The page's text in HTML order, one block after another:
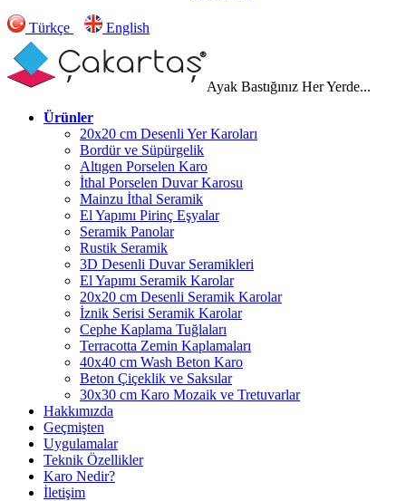
Türkçe English
Ayak Bastığınız Her Yerde...
Ürünler
20x20 cm Desenli Yer Karoları
Bordür ve Süpürgelik
Altıgen Porselen Karo
İthal Porselen Duvar Karosu
Mainzu İthal Seramik
El Yapımı Pirinç Eşyalar
Seramik Panolar
Rustik Seramik
3D Desenli Duvar Seramikleri
El Yapımı Seramik Karolar
20x20 cm Desenli Seramik Karolar
İznik Serisi Seramik Karolar
Cephe Kaplama Tuğlaları
Terracotta Zemin Kaplamaları
40x40 cm Wash Beton Karo
Beton Çiçeklik ve Saksılar
30x30 cm Karo Mozaik ve Tretuvarlar
Hakkımızda
Geçmişten
Uygulamalar
Teknik Özellikler
Karo Nedir?
İletişim